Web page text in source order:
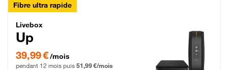
Fibre ultra rapide
Livebox Up Fibre
Livebox
Up
39,99 € par mois pendant 12 mois puis 51,99 € par mois, Engagement 12 mois
39,99 €/mois
pendant 12 mois puis 51,99 €/mois